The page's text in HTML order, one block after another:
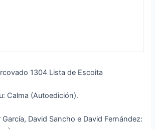
1304 Lista de Escoita
Calma (Autoedición).
David Sancho e David Fernández: